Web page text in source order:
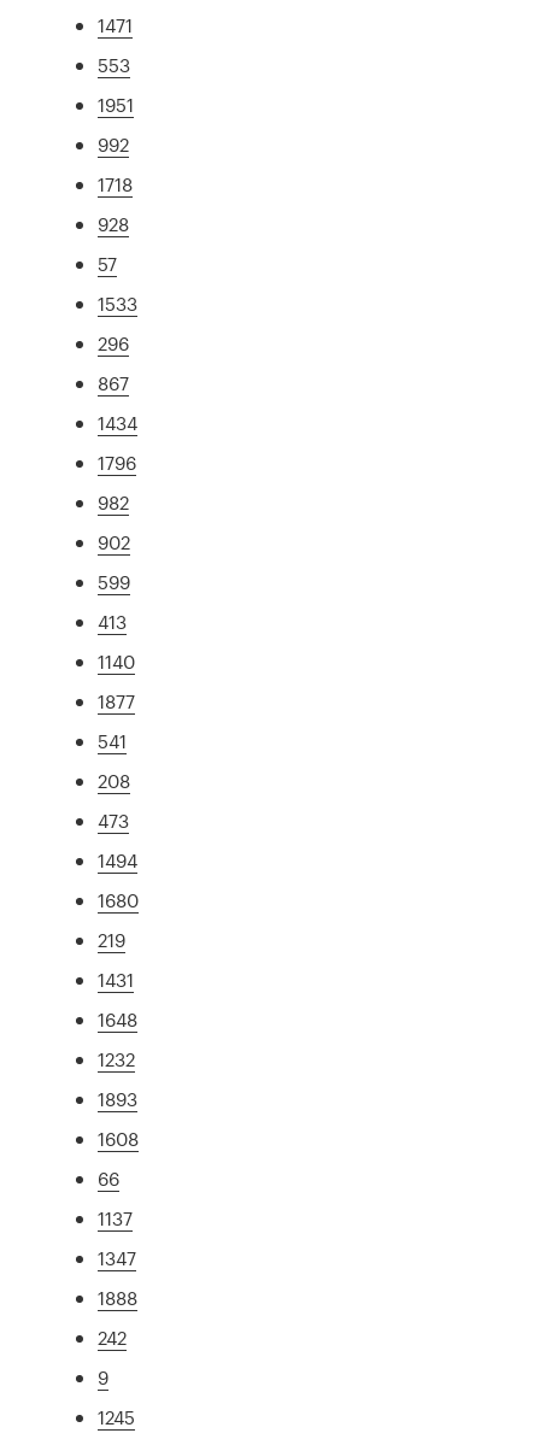
1471
553
1951
992
1718
928
57
1533
296
867
1434
1796
982
902
599
413
1140
1877
541
208
473
1494
1680
219
1431
1648
1232
1893
1608
66
1137
1347
1888
242
9
1245